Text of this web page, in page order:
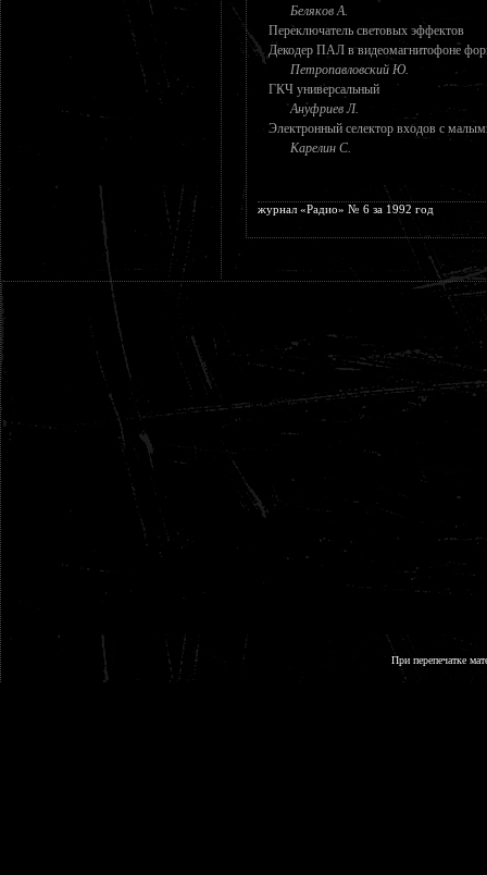
Беляков А.
Переключатель световых эффектов
Декодер ПАЛ в видеомагнитофоне
Петропавловский Ю.
ГКЧ универсальный
Ануфриев Л.
Электронный селектор входов с
Карелин С.
журнал «Радио» № 6 за 1992 год
При перепечатке